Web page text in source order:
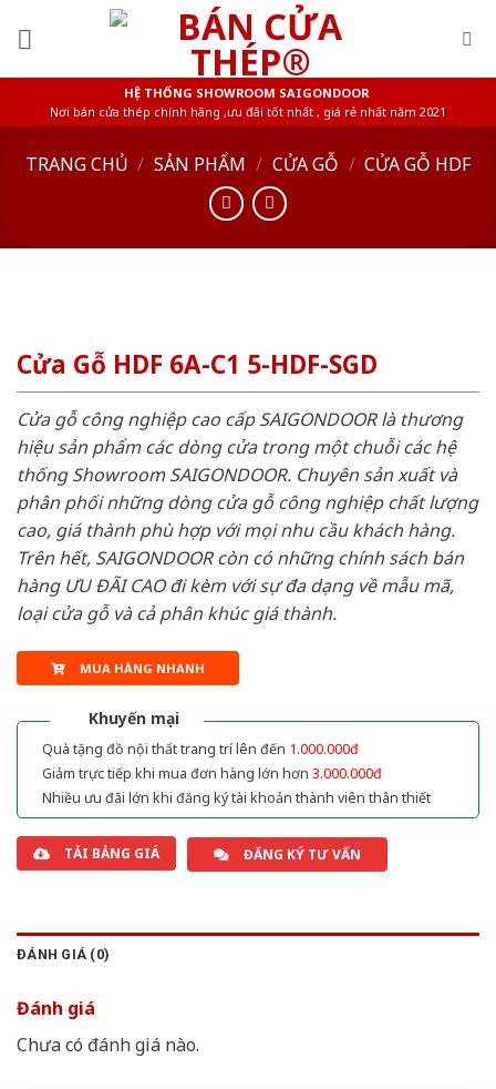
HỆ THỐNG SHOWROOM SAIGONDOOR
Nơi bán cửa thép chính hãng ,ưu đãi tốt nhất , giá rẻ nhất năm 2021
TRANG CHỦ / SẢN PHẨM / CỬA GỖ / CỬA GỖ HDF
Cửa Gỗ HDF 6A-C1 5-HDF-SGD
Cửa gỗ công nghiệp cao cấp SAIGONDOOR là thương
hiệu sản phẩm các dòng cửa trong một chuỗi các hệ
thống Showroom SAIGONDOOR. Chuyên sản xuất và
phân phối những dòng cửa gỗ công nghiệp chất lượng
cao, giá thành phù hợp với mọi nhu cầu khách hàng.
Trên hết, SAIGONDOOR còn có những chính sách bán
hàng ƯU ĐÃI CAO đi kèm với sự đa dạng về mẫu mã,
loại cửa gỗ và cả phân khúc giá thành.
MUA HÀNG NHANH
Khuyến mại
Quà tặng đồ nội thất trang trí lên đến 1.000.000đ
Giảm trực tiếp khi mua đơn hàng lớn hơn 3.000.000đ
Nhiều ưu đãi lớn khi đăng ký tài khoản thành viên thân thiết
TẢI BẢNG GIÁ ĐĂNG KÝ TƯ VẤN
ĐÁNH GIÁ (0)
Đánh giá
Chưa có đánh giá nào.